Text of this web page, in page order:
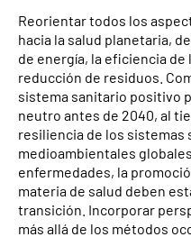
Reorientar todos los
hacia la salud planetaria,
de energía, la eficiencia
reducción de residuos.
sistema sanitario positivo
neutro antes de 2040, al
resiliencia de los sistemas
medioambientales
enfermedades, la
materia de salud deben
transición. Incorporar
más allá de los métodos